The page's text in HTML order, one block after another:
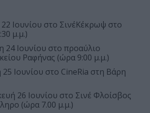
Ιουνίου στο ΣινέΚέκρωψ στο
μ.μ.)
24 Ιουνίου στο προαύλιο
Ραφήνας (ώρα 9:00 μ.μ.)
Ιουνίου στο CineRia στη Βάρη
26 Ιουνίου στο Σινέ Φλοίσβος
(ώρα 7.00 μ.μ.)